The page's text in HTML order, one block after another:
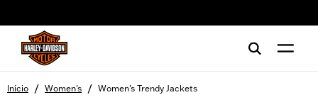
Início / Women's / Women’s Trendy Jackets